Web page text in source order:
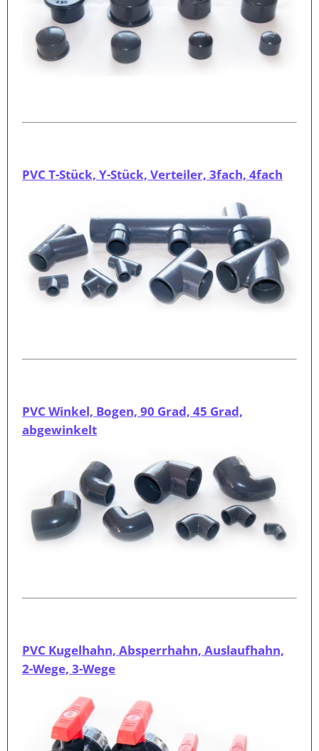
PVC T-Stück, Y-Stück, Verteiler, 3fach, 4fach
PVC Winkel, Bogen, 90 Grad, 45 Grad,
abgewinkelt
PVC Kugelhahn, Absperrhahn, Auslaufhahn,
2-Wege, 3-Wege